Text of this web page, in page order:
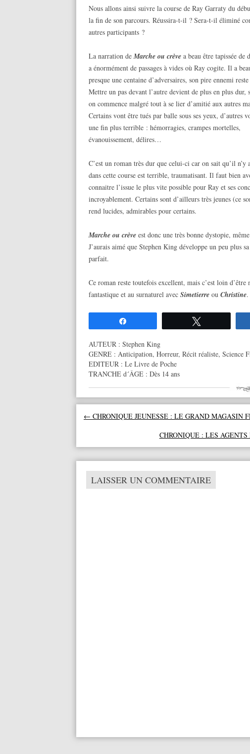
Nous allons ainsi suivre la course de Ray Garraty du
la fin de son parcours. Réussira-t-il ? Sera-t-il éliminé
autres participants ?
La narration deMarche ou crèvea beau être tapissée de
a énormément de passages à vides où Ray cogite. Il a
presque une centaine d’adversaires, son pire ennemi
Mettre un pas devant l’autre devient de plus en plus dur,
on commence malgré tout à se lier d’amitié aux autres
Certains vont être tués par balle sous ses yeux, d’autres
une fin plus terrible : hémorragies, crampes mortelles,
évanouissement, délires…
C’est un roman très dur que celui-ci car on sait qu’il
dans cette course est terrible, traumatisant. Il faut bien
connaitre l’issue le plus vite possible pour Ray et ses
incroyablement. Certains sont d’ailleurs très jeunes (ce
rend lucides, admirables pour certains.
Marche ou crèveest donc une très bonne dystopie,
J’aurais aimé que Stephen King développe un peu
parfait.
Ce roman reste toutefois excellent, mais c’est loin d’être
fantastique et au surnaturel avec Simetierreou Christine.
AUTEUR : Stephen King
GENRE : Anticipation, Horreur, Récit réaliste, Science
EDITEUR : Le Livre de Poche
TRANCHE d´ÂGE : Dès 14 ans
Navigation des articles
← CHRONIQUE JEUNESSE : LE GRAND MAGASIN
CHRONIQUE : LES
LAISSER UN COMMENTAIRE